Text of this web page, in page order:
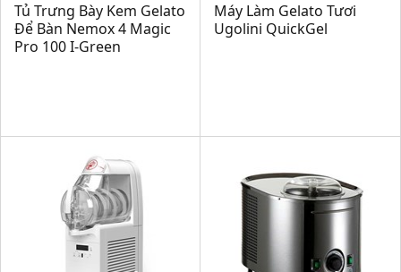
Tủ Trưng Bày Kem Gelato
Để Bàn Nemox 4 Magic
Pro 100 I-Green
Máy Làm Gelato Tươi
Ugolini QuickGel